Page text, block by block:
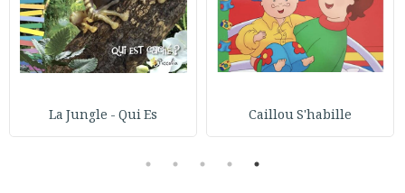
Caillou S'habille
La Jungle - Qui Es
1
2
3
4
5